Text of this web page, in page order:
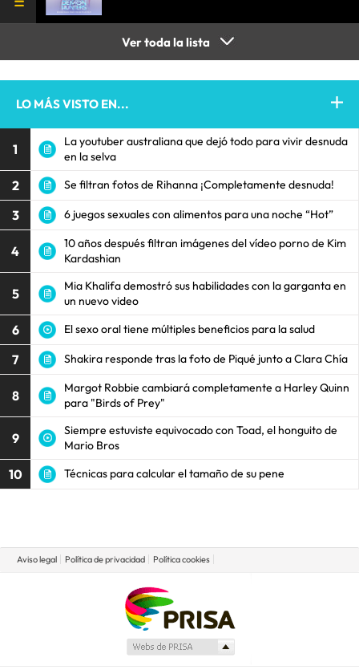
Ver toda la lista
LO MÁS VISTO EN...
1
La youtuber australiana que dejó todo para vivir desnuda
en la selva
2 Se filtran fotos de Rihanna ¡Completamente desnuda!
3 6 juegos sexuales con alimentos para una noche “Hot”
4
10 años después filtran imágenes del vídeo porno de Kim
Kardashian
5
Mia Khalifa demostró sus habilidades con la garganta en
un nuevo video
6 El sexo oral tiene múltiples beneficios para la salud
7 Shakira responde tras la foto de Piqué junto a Clara Chía
8
Margot Robbie cambiará completamente a Harley Quinn
para "Birds of Prey"
9
Siempre estuviste equivocado con Toad, el honguito de
Mario Bros
10 Técnicas para calcular el tamaño de su pene
Aviso legal Política de privacidad Política cookies